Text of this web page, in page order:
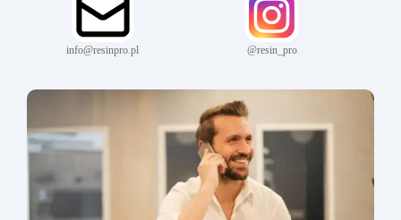
info@resinpro.pl @resin_pro